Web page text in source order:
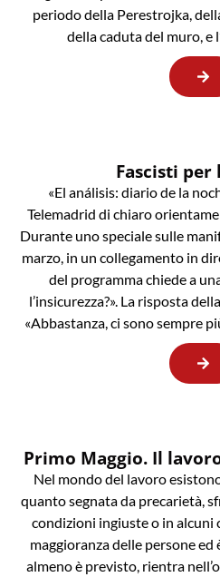
periodo della Perestrojka,
della caduta del muro, e
Fascisti per
«El análisis: diario de la
Telemadrid di chiaro
Durante uno speciale sulle
marzo, in un collegamento in
del programma chiede a
l’insicurezza?». La risposta
«Abbastanza, ci sono sempre
Primo Maggio. Il
Nel mondo del lavoro
quanto segnata da precarietà,
condizioni ingiuste o in alcuni
maggioranza delle persone
almeno è previsto, rientra